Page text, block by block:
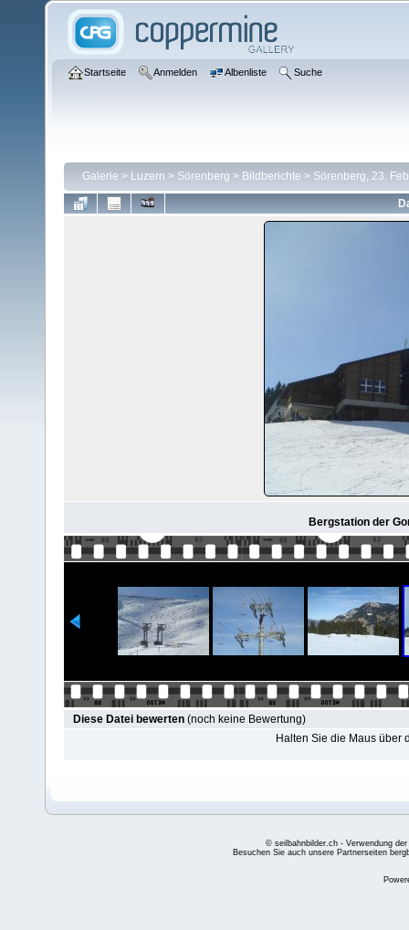
Startseite Anmelden Albenliste Suche
Galerie > Luzern > Sörenberg > Bildberichte > Sörenberg, 23.
Bergstation der
Diese Datei bewerten (noch keine Bewertung)
Halten Sie die Maus über
© seilbahnbilder.ch - Verwendung
Besuchen Sie auch unsere Partnerseiten